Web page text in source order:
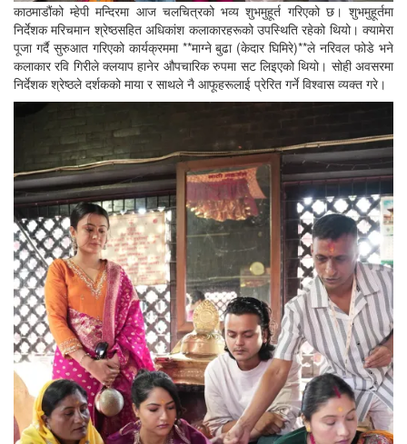
काठमाडौंको म्हेपी मन्दिरमा आज चलचित्रको भव्य शुभमुहूर्त गरिएको छ। शुभमुहूर्तमा
निर्देशक मरिचमान श्रेष्ठसहित अधिकांश कलाकारहरूको उपस्थिति रहेको थियो। क्यामेरा
पूजा गर्दै सुरुआत गरिएको कार्यक्रममा **माग्ने बुढा (केदार घिमिरे)**ले नरिवल फोडे भने
कलाकार रवि गिरीले क्लयाप हानेर औपचारिक रुपमा सट लिइएको थियो। सोही अवसरमा
निर्देशक श्रेष्ठले दर्शकको माया र साथले नै आफूहरूलाई प्रेरित गर्ने विश्वास व्यक्त गरे।